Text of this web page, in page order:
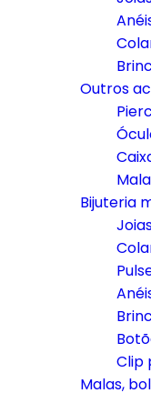
Outros
Bijuteria
Clip
Malas,